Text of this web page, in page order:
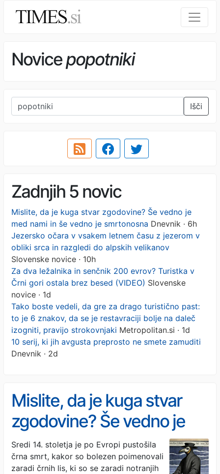
Novicepopotniki
Išči
Zadnjih 5 novic
Mislite, da je kuga stvar zgodovine? Še vedno je
med nami in še vedno je smrtonosna Dnevnik · 6h
Jezersko očara v vsakem letnem času z jezerom v
obliki srca in razgledi do alpskih velikanov
Slovenske novice · 10h
Za dva ležalnika in senčnik 200 evrov? Turistka v
Črni gori ostala brez besed (VIDEO) Slovenske
novice · 1d
Tako boste vedeli, da gre za drago turistično past:
to je 6 znakov, da se je restavraciji bolje na daleč
izogniti, pravijo strokovnjaki Metropolitan.si · 1d
10 serij, ki jih avgusta preprosto ne smete zamuditi
Dnevnik · 2d
Mislite, da je kuga stvar
zgodovine? Še vedno je
med nami in še vedno je
smrtonosna
Sredi 14. stoletja je po Evropi pustošila
črna smrt, kakor so bolezen poimenovali
zaradi črnih lis, ki so se zaradi notranjih